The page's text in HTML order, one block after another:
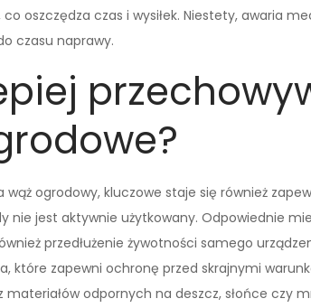
oszczędza czas i wysiłek. Niestety, awaria
czasu naprawy.
wąż ogrodowy, kluczowe staje się również
nie jest aktywnie użytkowany. Odpowiednie
przedłużenie żywotności samego
które zapewni ochronę przed skrajnymi
odpornych na deszcz, słońce czy